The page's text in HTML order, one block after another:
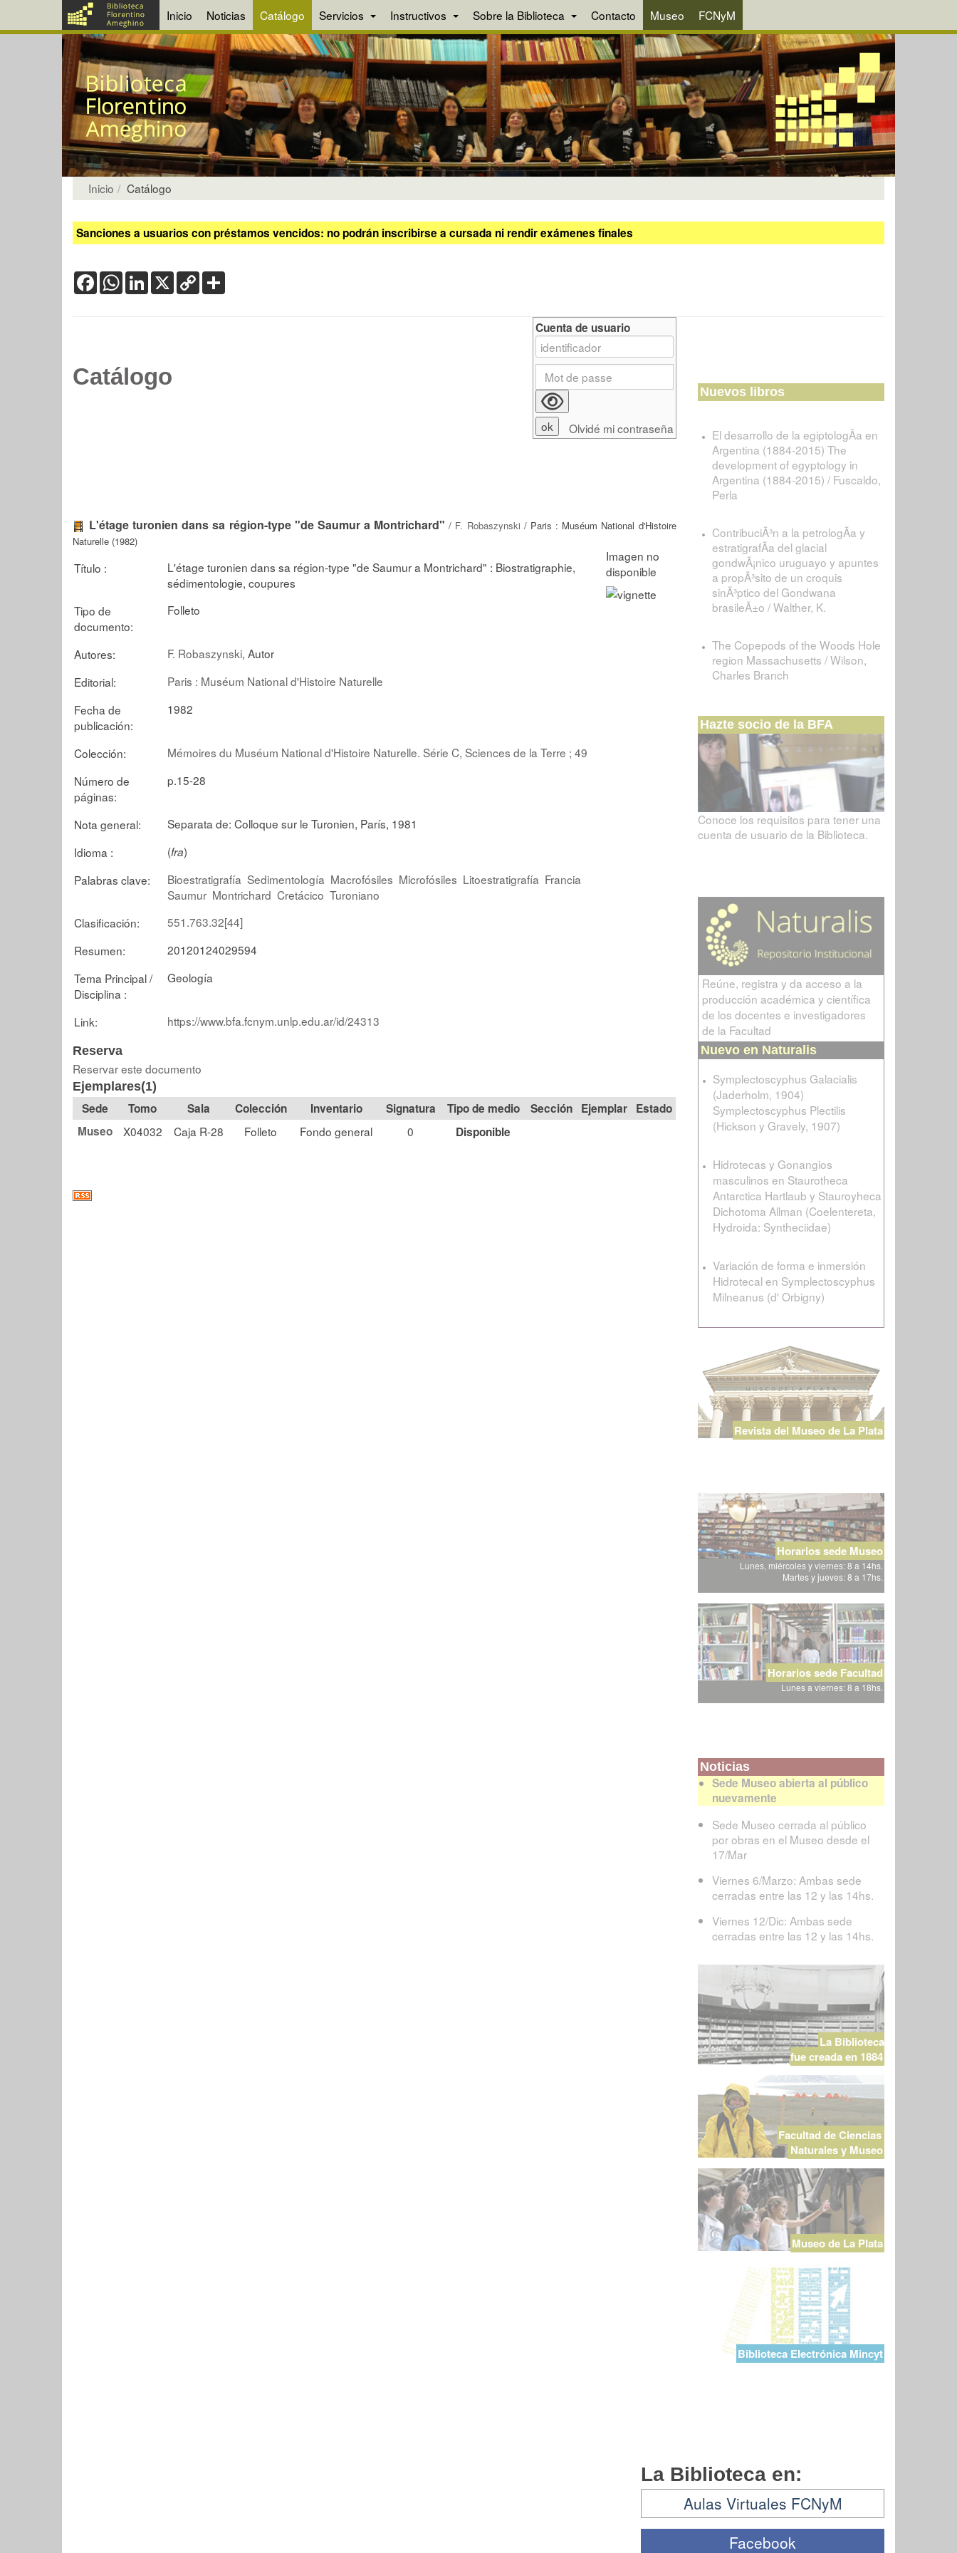
Inicio Noticias Catálogo Servicios Instructivos Sobre la Biblioteca Contacto Museo FCNyM
Inicio Catálogo
Sanciones a usuarios con préstamos vencidos: no podrán inscribirse a cursada ni rendir exámenes finales
FacebookWhatsApp
LinkedIn
X Copy
Link
Catálogo
L'étage turonien dans sa région-type "de Saumur a Montrichard" / F. Robaszynski / Paris : Muséum National d'Histoire
Naturelle (1982)
Título :
L'étage turonien dans sa région-type "de Saumur a Montrichard" : Biostratigraphie,
sédimentologie, coupures
Tipo de
documento:
Folleto
Autores: F. Robaszynski, Autor
Editorial:
Paris : Muséum National d'Histoire Naturelle
Fecha de
publicación:
1982
Colección:
Mémoires du Muséum National d'Histoire Naturelle. Série C, Sciences de la Terre ; 49
Número de
páginas:
p.15-28
Nota general:
Separata de: Colloque sur le Turonien, París, 1981
Idioma :
(fra)
Palabras clave:
Bioestratigrafía Sedimentología Macrofósiles Microfósiles Litoestratigrafía Francia
Saumur Montrichard Cretácico Turoniano
Clasificación:
551.763.32[44]
Resumen:
20120124029594
Tema Principal /
Disciplina :
Geología
Link: https://www.bfa.fcnym.unlp.edu.ar/id/24313
Reserva
Reservar este documento
Ejemplares(1)
Tomo Sala Colección Signatura Tipo de medio Sección
Estado
Museo
X04032 Caja R-28 Folleto Fondo general 0 Disponible
Cuenta de usuario
Olvidé mi contraseña
Nuevos libros
El desarrollo de la egiptologÃ­a en
Argentina (1884-2015) The
development of egyptology in
Argentina (1884-2015) / Fuscaldo,
Perla
ContribuciÃ³n a la petrologÃ­a y
estratigrafÃ­a del glacial
gondwÃ¡nico uruguayo y apuntes
a propÃ³sito de un croquis
sinÃ³ptico del Gondwana
brasileÃ±o / Walther, K.
The Copepods of the Woods Hole
region Massachusetts / Wilson,
Charles Branch
Hazte socio de la BFA
Conoce los requisitos para tener una
cuenta de usuario de la Biblioteca.
Reúne, registra y da acceso a la
producción académica y científica
de los docentes e investigadores
de la Facultad
Nuevo en Naturalis
Symplectoscyphus Galacialis
(Jaderholm, 1904)
Symplectoscyphus Plectilis
(Hickson y Gravely, 1907)
Hidrotecas y Gonangios
masculinos en Staurotheca
Antarctica Hartlaub y Stauroyheca
Dichotoma Allman (Coelentereta,
Hydroida: Syntheciidae)
Variación de forma e inmersión
Hidrotecal en Symplectoscyphus
Milneanus (d' Orbigny)
Revista del Museo de La Plata
Horarios sede Museo
Lunes, miércoles y viernes: 8 a 14hs.
Martes y jueves: 8 a 17hs.
Horarios sede Facultad
Lunes a viernes: 8 a 18hs.
Noticias
Sede Museo abierta al público
nuevamente
Sede Museo cerrada al público
por obras en el Museo desde el
17/Mar
Viernes 6/Marzo: Ambas sede
cerradas entre las 12 y las 14hs.
Viernes 12/Dic: Ambas sede
cerradas entre las 12 y las 14hs.
La Biblioteca
fue creada en 1884
Facultad de Ciencias
Naturales y Museo
Museo de La Plata
Biblioteca Electrónica Mincyt
La Biblioteca en:
Aulas Virtuales FCNyM
Facebook